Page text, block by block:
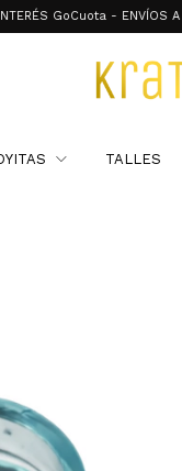
- ENVÍOS A TODA
TALLES